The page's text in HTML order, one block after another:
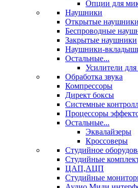
Опции для
Наушники
Открытые наушники
Беспроводные
Закрытые наушники
Наушники-
Остальные...
Усилители
Обработка звука
Компрессоры
Директ боксы
Системные
Процессоры
Остальные...
Эквалайзеры
Кроссоверы
Студийное
Студийные
ЦАП,АЦП
Студийные